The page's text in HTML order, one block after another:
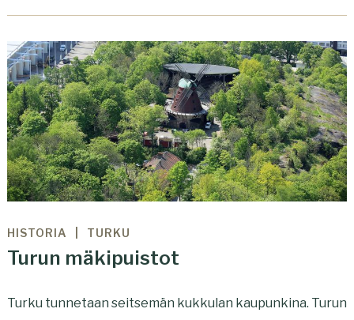
HISTORIA TURKU
Turun mäkipuistot
Turku tunnetaan seitsemän kukkulan kaupunkina. Turun